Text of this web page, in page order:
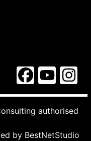
authorised
by BestNetStudio